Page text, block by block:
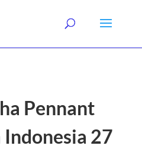
Pennant
27